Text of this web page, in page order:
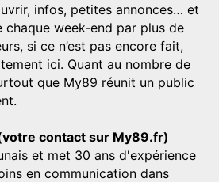
infos, petites annonces… et
chaque week-end par plus de
si ce n’est pas encore fait,
ici. Quant au nombre de
que My89 réunit un public
contact sur My89.fr)
et met 30 ans d'expérience
en communication dans